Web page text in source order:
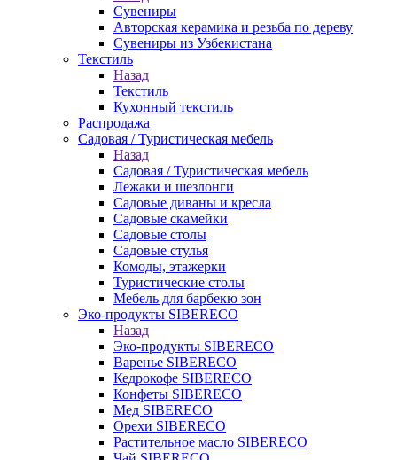
Сувениры
Авторская керамика и резьба по дереву
Сувениры из Узбекистана
Текстиль
Назад
Текстиль
Кухонный текстиль
Распродажа
Садовая / Туристическая мебель
Назад
Садовая / Туристическая мебель
Лежаки и шезлонги
Садовые диваны и кресла
Садовые скамейки
Садовые столы
Садовые стулья
Комоды, этажерки
Туристические столы
Мебель для барбекю зон
Эко-продукты SIBERECO
Назад
Эко-продукты SIBERECO
Варенье SIBERECO
Кедрокофе SIBERECO
Конфеты SIBERECO
Мед SIBERECO
Орехи SIBERECO
Растительное масло SIBERECO